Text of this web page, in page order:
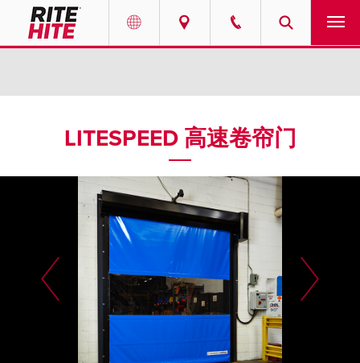
Español
Portuguese
EUROPE
解决方案
走进瑞泰
联系我们
新闻
LITESPEED 高速卷帘门